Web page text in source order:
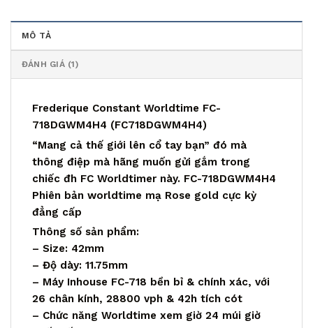
MÔ TẢ
ĐÁNH GIÁ (1)
Frederique Constant Worldtime FC-
718DGWM4H4 (FC718DGWM4H4)
“Mang cả thế giới lên cổ tay bạn” đó mà
thông điệp mà hãng muốn gửi gắm trong
chiếc đh FC Worldtimer này. FC-718DGWM4H4
Phiên bản worldtime mạ Rose gold cực kỳ
đẳng cấp
Thông số sản phẩm:
– Size: 42mm
– Độ dày: 11.75mm
– Máy Inhouse FC-718 bền bỉ & chính xác, với
26 chân kính, 28800 vph & 42h tích cót
– Chức năng Worldtime xem giờ 24 múi giờ